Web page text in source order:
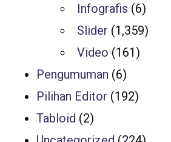
Infografis (6)
Slider (1,359)
Video (161)
Pengumuman (6)
Pilihan Editor (192)
Tabloid (2)